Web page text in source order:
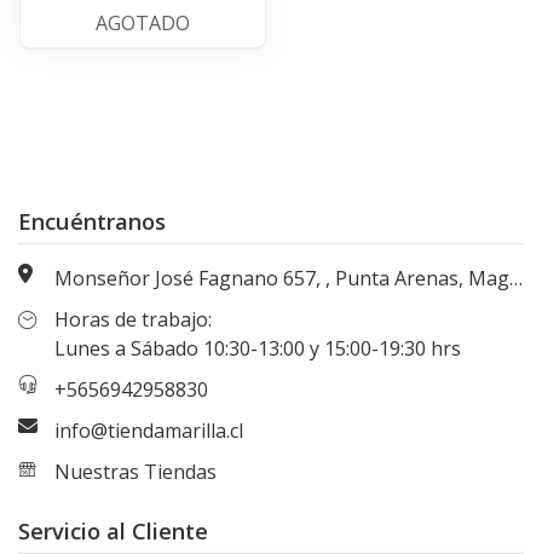
AGOTADO
Encuéntranos
Monseñor José Fagnano 657, , Punta Arenas, Magallanes, Chile
Horas de trabajo:
Lunes a Sábado 10:30-13:00 y 15:00-19:30 hrs
+5656942958830
info@tiendamarilla.cl
Nuestras Tiendas
Servicio al Cliente